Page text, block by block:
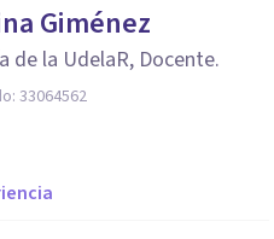
Giménez
de la UdelaR, Docente.
33064562